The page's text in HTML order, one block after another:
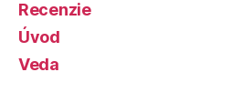
Recenzie
Úvod
Veda